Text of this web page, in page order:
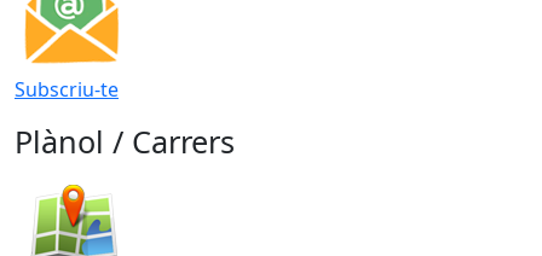
Subscriu-te
Plànol / Carrers